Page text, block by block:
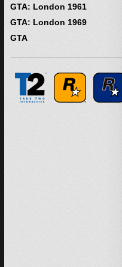
GTA: London 1961
GTA: London 1969
GTA